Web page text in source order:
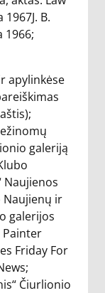
B.
1966;
apylinkėse
galeriją
Naujienos
Naujienų ir
galerijos
Painter
Friday For
Čiurlionio